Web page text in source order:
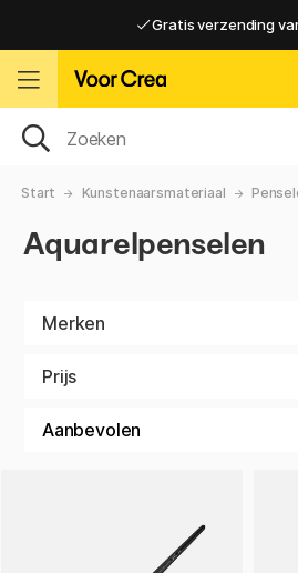
Gratis verzending
Gratis verzending
Start Kunstenaarsmateriaal
Aquarelpenselen
Merken
Prijs